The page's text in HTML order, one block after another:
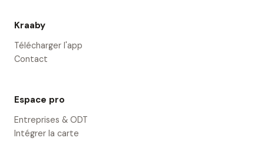
Kraaby
Télécharger l'app
Contact
Espace pro
Entreprises & ODT
Intégrer la carte